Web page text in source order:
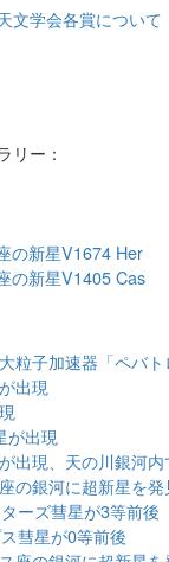
文学会各賞について
リー：
の新星V1674 Her
の新星V1405 Cas
粒子加速器「ペバ
出現
が出現
出現、天の川銀河
の銀河に超新星を
ーズ彗星が3等前後
彗星が0等前後